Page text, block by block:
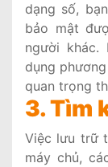
dạng số,
bảo mật
người khác.
dụng
quan trọng
3. Tìm
Việc lưu trữ
máy chủ,